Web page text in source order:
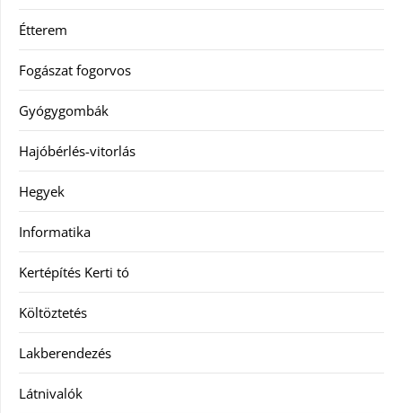
Étterem
Fogászat fogorvos
Gyógygombák
Hajóbérlés-vitorlás
Hegyek
Informatika
Kertépítés Kerti tó
Költöztetés
Lakberendezés
Látnivalók